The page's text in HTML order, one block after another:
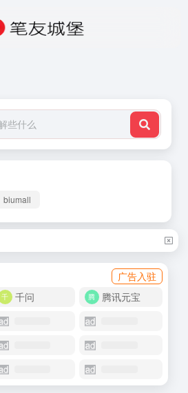
biumall
广告入驻
千问 腾讯元宝